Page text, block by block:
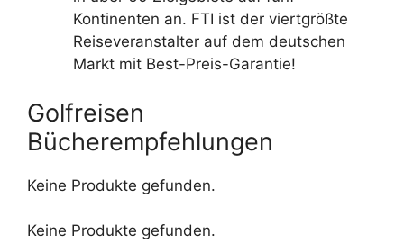
Kontinenten an. FTI ist der viertgrößte
Reiseveranstalter auf dem deutschen
Markt mit Best-Preis-Garantie!
Golfreisen
Bücherempfehlungen
Keine Produkte gefunden.
Keine Produkte gefunden.